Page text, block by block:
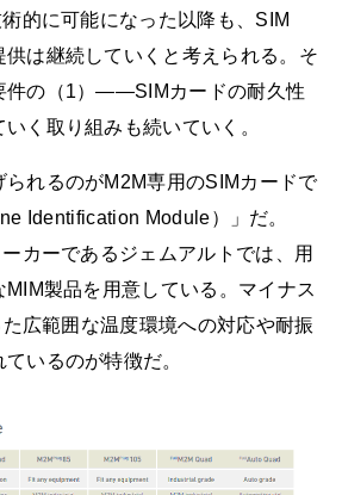
的に可能になった以降も、SIM
供は継続していくと考えられる。そ
件の（1）――SIMカードの耐久性
く取り組みも続いていく。
られるのがM2M専用のSIMカードで
Identification Module）」だ。
カーであるジェムアルトでは、用
製品を用意している。マイナス
広範囲な温度環境への対応や耐振
いるのが特徴だ。